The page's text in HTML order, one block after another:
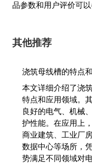
品参数和用户评价可
其他推荐
浇筑母线槽的特点
本文详细介绍了浇
特点和应用领域。
良好的电气、机械
护性能。在应用上
商业建筑、工业厂
数据中心等场所，
势满足不同领域对